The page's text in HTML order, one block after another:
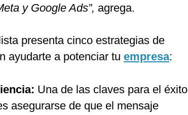
y Google Ads”, agrega.
presenta cinco estrategias de
ayudarte a potenciar tu empresa:
Una de las claves para el éxito
asegurarse de que el mensaje